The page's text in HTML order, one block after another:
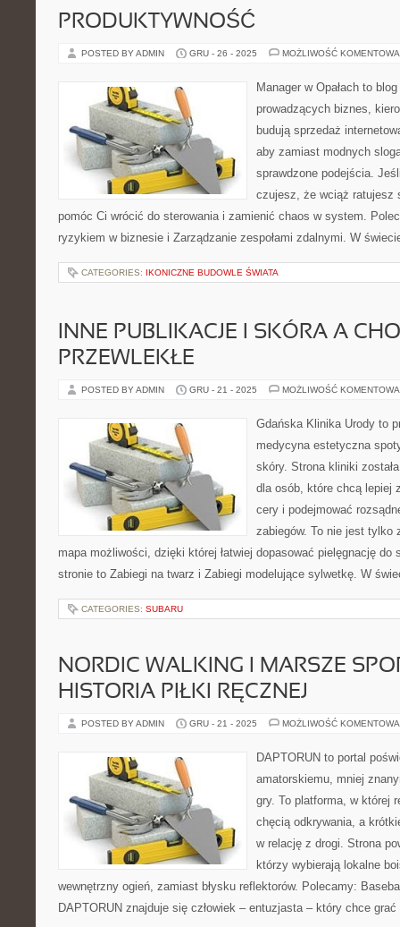
PRODUKTYWNOŚĆ
POSTED BY ADMIN GRU - 26 - 2025 MOŻLIWOŚĆ
Manager w Opałach to
prowadzących biznes,
budują sprzedaż
aby zamiast modnych
sprawdzone podejścia.
czujesz, że wciąż ratujesz
pomóc Ci wrócić do sterowania i zamienić chaos w system.
ryzykiem w biznesie i Zarządzanie zespołami zdalnymi. W
CATEGORIES: IKONICZNE BUDOWLE ŚWIATA
INNE PUBLIKACJE I SKÓRA A
PRZEWLEKŁE
POSTED BY ADMIN GRU - 21 - 2025 MOŻLIWOŚĆ
Gdańska Klinika Urody to
medycyna estetyczna
skóry. Strona kliniki
dla osób, które chcą lepiej
cery i podejmować
zabiegów. To nie jest tylko
mapa możliwości, dzięki której łatwiej dopasować pielęgnację
stronie to Zabiegi na twarz i Zabiegi modelujące sylwetkę. W
CATEGORIES: SUBARU
NORDIC WALKING I MARSZE
HISTORIA PIŁKI RĘCZNEJ
POSTED BY ADMIN GRU - 21 - 2025 MOŻLIWOŚĆ
DAPTORUN to portal
amatorskiemu, mniej
gry. To platforma, w której
chęcią odkrywania, a
w relację z drogi. Strona
którzy wybierają lokalne
wewnętrzny ogień, zamiast błysku reflektorów. Polecamy:
DAPTORUN znajduje się człowiek – entuzjasta – który chce